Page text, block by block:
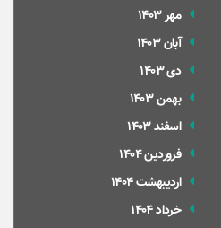
مهر 1403
آبان 1403
دی 1403
بهمن 1403
اسفند 1403
فروردین 1404
ارديبهشت 1404
خرداد 1404